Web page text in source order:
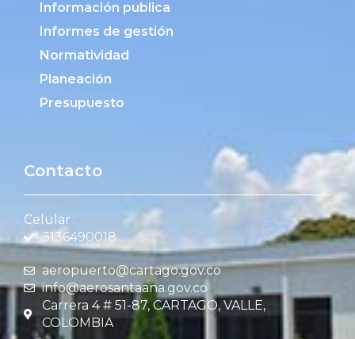
Información publica
Informes de gestión
Normatividad
Planeación
Presupuesto
Contacto
Celular
3136490018
aeropuerto@cartago.gov.co
info@aerosantaana.gov.co
Carrera 4 # 51-87, CARTAGO, VALLE,
COLOMBIA